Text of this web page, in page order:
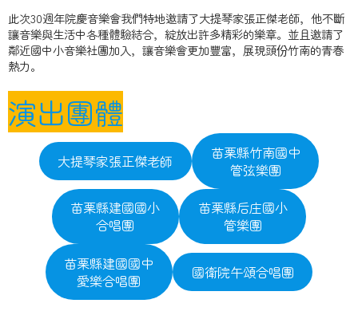
此次30週年院慶音樂會我們特地邀請了大提琴家張正傑老師，他不斷
讓音樂與生活中各種體驗結合，綻放出許多精彩的樂章。並且邀請了
鄰近國中小音樂社團加入，讓音樂會更加豐富，展現頭份竹南的青春
熱力。
演出團體
大提琴家張正傑老師
苗栗縣竹南國中
管弦樂團
苗栗縣建國國小
合唱團
苗栗縣后庄國小
管樂團
苗栗縣建國國中
愛樂合唱團
國衛院午頌合唱團